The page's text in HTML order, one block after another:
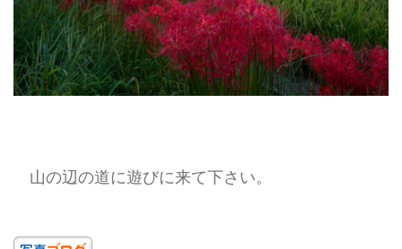
山の辺の道に遊びに来て下さい。